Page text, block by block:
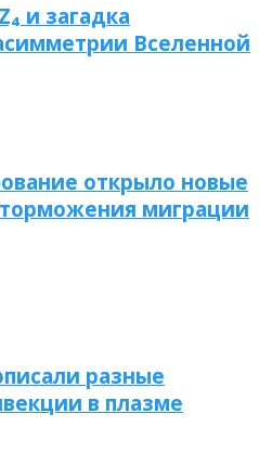
и загадка
Вселенной
открыло новые
миграции
разные
в плазме